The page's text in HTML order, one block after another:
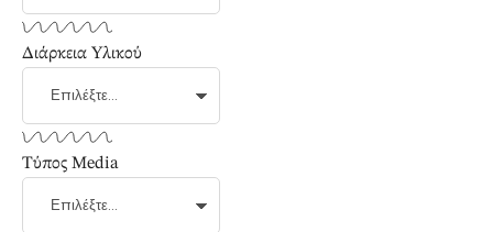
Διάρκεια Υλικού
Τύπος Media